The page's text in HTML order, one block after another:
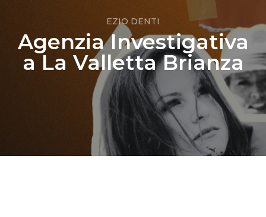
EZIO DENTI
Agenzia Investigativa
a La Valletta Brianza